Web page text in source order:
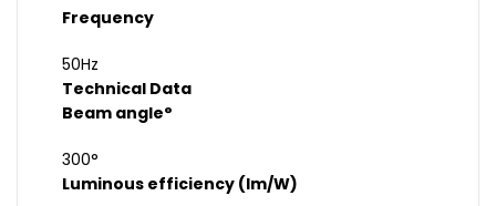
Frequency
50Hz
Technical Data
Beam angle°
300°
Luminous efficiency (lm/W)